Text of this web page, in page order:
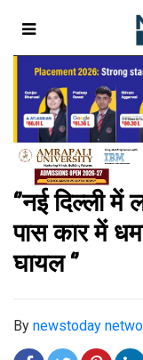
‘’नई दिल्ली
पास कार में
घायल ‘’
By newstoday